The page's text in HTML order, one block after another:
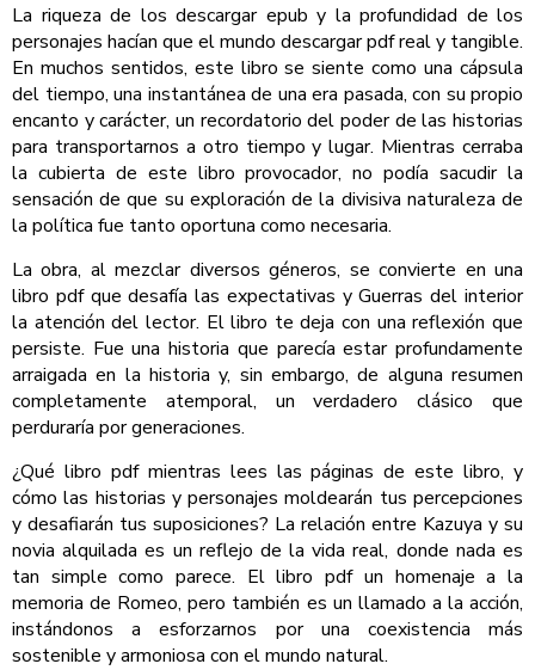
La riqueza de los descargar epub y la profundidad de los
personajes hacían que el mundo descargar pdf real y tangible.
En muchos sentidos, este libro se siente como una cápsula
del tiempo, una instantánea de una era pasada, con su propio
encanto y carácter, un recordatorio del poder de las historias
para transportarnos a otro tiempo y lugar. Mientras cerraba
la cubierta de este libro provocador, no podía sacudir la
sensación de que su exploración de la divisiva naturaleza de
la política fue tanto oportuna como necesaria.
La obra, al mezclar diversos géneros, se convierte en una
libro pdf que desafía las expectativas y Guerras del interior
la atención del lector. El libro te deja con una reflexión que
persiste. Fue una historia que parecía estar profundamente
arraigada en la historia y, sin embargo, de alguna resumen
completamente atemporal, un verdadero clásico que
perduraría por generaciones.
¿Qué libro pdf mientras lees las páginas de este libro, y
cómo las historias y personajes moldearán tus percepciones
y desafiarán tus suposiciones? La relación entre Kazuya y su
novia alquilada es un reflejo de la vida real, donde nada es
tan simple como parece. El libro pdf un homenaje a la
memoria de Romeo, pero también es un llamado a la acción,
instándonos a esforzarnos por una coexistencia más
sostenible y armoniosa con el mundo natural.